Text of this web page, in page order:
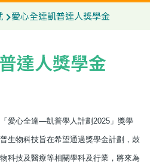
愛心全達凱普達人獎學金
達人獎學金
愛心全達―凱普學人計劃2025」獎學
生物科技旨在希望通過獎學金計劃，鼓
科技及醫療等相關學科及行業，將來為